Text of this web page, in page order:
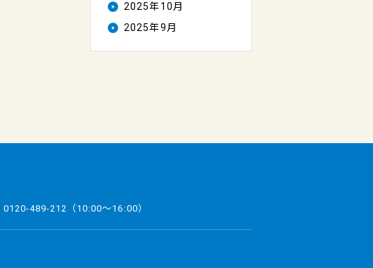
2025年10月
2025年9月
0120-489-212 （10:00～16:00）